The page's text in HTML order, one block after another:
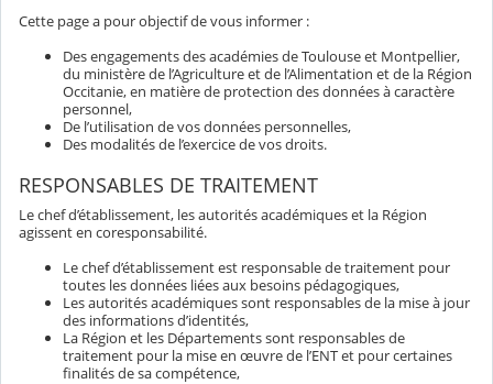
Cette page a pour objectif de vous informer :
Des engagements des académies de Toulouse et Montpellier,
du ministère de l’Agriculture et de l’Alimentation et de la Région
Occitanie, en matière de protection des données à caractère
personnel,
De l’utilisation de vos données personnelles,
Des modalités de l’exercice de vos droits.
RESPONSABLES DE TRAITEMENT
Le chef d’établissement, les autorités académiques et la Région
agissent en coresponsabilité.
Le chef d’établissement est responsable de traitement pour
toutes les données liées aux besoins pédagogiques,
Les autorités académiques sont responsables de la mise à jour
des informations d’identités,
La Région et les Départements sont responsables de
traitement pour la mise en œuvre de l’ENT et pour certaines
finalités de sa compétence,